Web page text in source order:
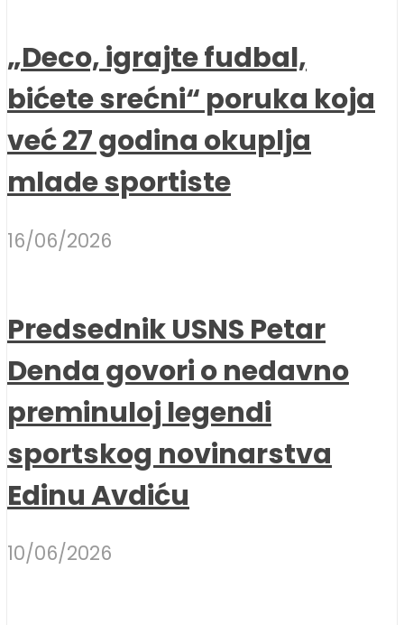
„Deco, igrajte fudbal,
bićete srećni“ poruka koja
već 27 godina okuplja
mlade sportiste
16/06/2026
Predsednik USNS Petar
Denda govori o nedavno
preminuloj legendi
sportskog novinarstva
Edinu Avdiću
10/06/2026